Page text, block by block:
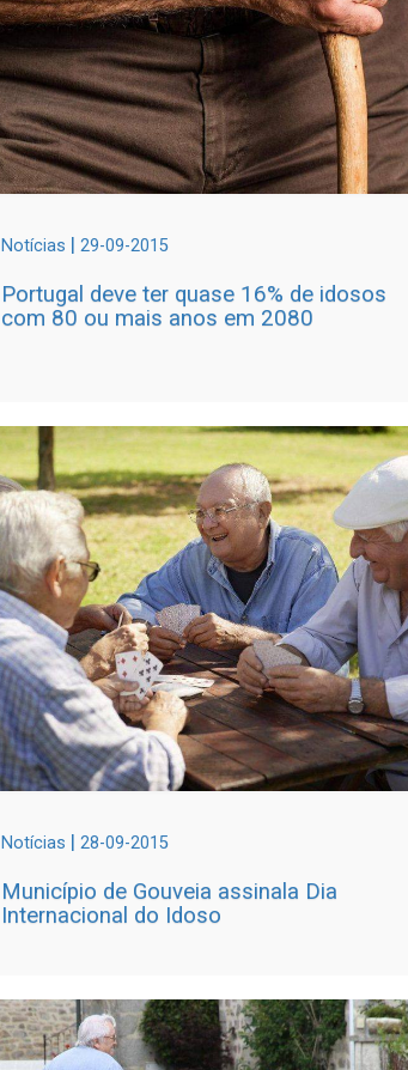
Notícias | 29-09-2015
Portugal deve ter quase 16% de idosos
com 80 ou mais anos em 2080
Notícias | 28-09-2015
Município de Gouveia assinala Dia
Internacional do Idoso